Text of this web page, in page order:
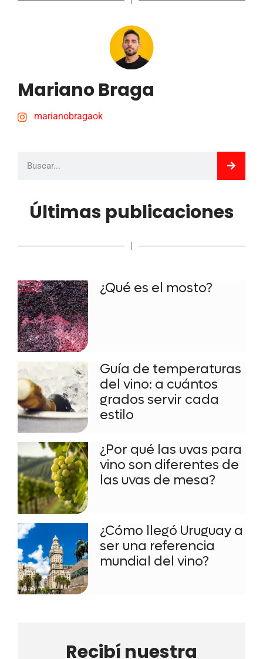
Mariano Braga
marianobragaok
Últimas publicaciones
¿Qué es el mosto?
Guía de temperaturas
del vino: a cuántos
grados servir cada
estilo
¿Por qué las uvas para
vino son diferentes de
las uvas de mesa?
¿Cómo llegó Uruguay a
ser una referencia
mundial del vino?
Recibí nuestra